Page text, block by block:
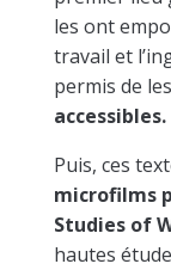
les ont
travail et
permis de les
accessibles.
Puis, ces
microfilms
Studies of
hautes